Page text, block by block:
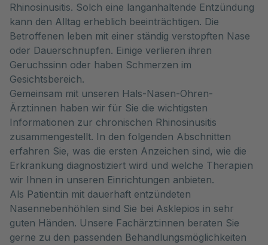
Rhinosinusitis. Solch eine langanhaltende Entzündung
kann den Alltag erheblich beeinträchtigen. Die
Betroffenen leben mit einer ständig verstopften Nase
oder Dauerschnupfen. Einige verlieren ihren
Geruchssinn oder haben Schmerzen im
Gesichtsbereich.
Gemeinsam mit unseren Hals-Nasen-Ohren-
Ärzt:innen haben wir für Sie die wichtigsten
Informationen zur chronischen Rhinosinusitis
zusammengestellt. In den folgenden Abschnitten
erfahren Sie, was die ersten Anzeichen sind, wie die
Erkrankung diagnostiziert wird und welche Therapien
wir Ihnen in unseren Einrichtungen anbieten.
Als Patient:in mit dauerhaft entzündeten
Nasennebenhöhlen sind Sie bei Asklepios in sehr
guten Händen. Unsere Fachärzt:innen beraten Sie
gerne zu den passenden Behandlungsmöglichkeiten